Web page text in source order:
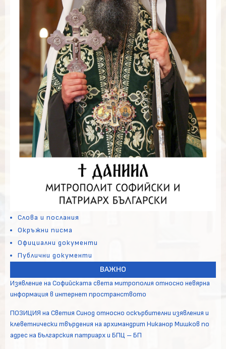
Слова и послания
Окръжни писма
Официални документи
Публични документи
ВАЖНО
Изявление на Софийската света митрополия относно невярна
информация в интернет пространството
ПОЗИЦИЯ на Светия Синод относно оскърбителни изявления и
клеветнически твърдения на архимандрит Никанор Мишков по
адрес на Българския патриарх и БПЦ – БП